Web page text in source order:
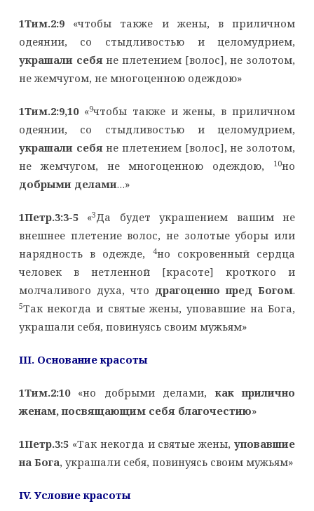
1Тим.2:9 «чтобы также и жены, в приличном
одеянии, со стыдливостью и целомудрием,
украшали себяне плетением [волос], не золотом,
не жемчугом, не многоценною одеждою»
1Тим.2:9,10«9чтобы также и жены, в приличном
одеянии, со стыдливостью и целомудрием,
украшали себяне плетением [волос], не золотом,
не жемчугом, не многоценною одеждою,
10но
добрыми делами…»
1Петр.3:3-5«3Да будет украшением вашим не
внешнее плетение волос, не золотые уборы или
нарядность в одежде,
4но сокровенный сердца
человек в нетленной [красоте] кроткого и
молчаливого духа, что драгоценно пред Богом.
5Так некогда и святые жены, уповавшие на Бога,
украшали себя, повинуясь своим мужьям»
III. Основание красоты
1Тим.2:10«но добрыми делами,как прилично
женам, посвящающим себя благочестию»
1Петр.3:5«Так некогда и святые жены,уповавшие
на Бога, украшали себя, повинуясь своим мужьям»
IV. Условие красоты